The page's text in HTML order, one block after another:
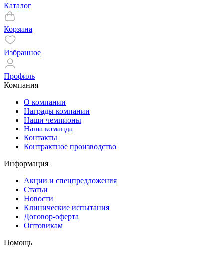
Каталог
Корзина
Избранное
Профиль
Компания
О компании
Награды компании
Наши чемпионы
Наша команда
Контакты
Контрактное производство
Информация
Акции и спецпредложения
Статьи
Новости
Клинические испытания
Договор-оферта
Оптовикам
Помощь